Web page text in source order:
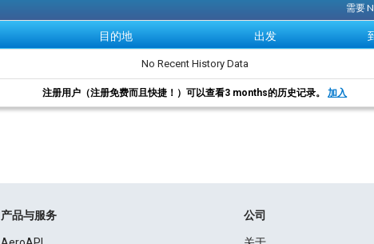
需要
目的地 出发
No Recent History Data
注册用户（注册免费而且快捷！）可以查看3 months的历史记录。加入
产品与服务 公司